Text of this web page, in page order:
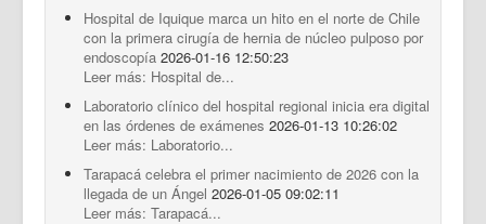
Hospital de Iquique marca un hito en el norte de Chile
con la primera cirugía de hernia de núcleo pulposo por
endoscopía 2026-01-16 12:50:23
Leer más: Hospital de...
Laboratorio clínico del hospital regional inicia era digital
en las órdenes de exámenes 2026-01-13 10:26:02
Leer más: Laboratorio...
Tarapacá celebra el primer nacimiento de 2026 con la
llegada de un Ángel 2026-01-05 09:02:11
Leer más: Tarapacá...